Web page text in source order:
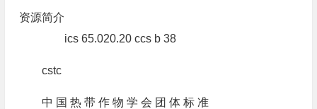
资源简介
ics 65.020.20 ccs b 38
cstc
中 国 热 带 作 物 学 会 团 体 标 准